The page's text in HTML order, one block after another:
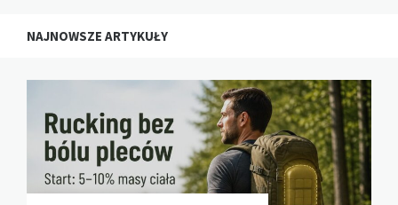
NAJNOWSZE ARTYKUŁY